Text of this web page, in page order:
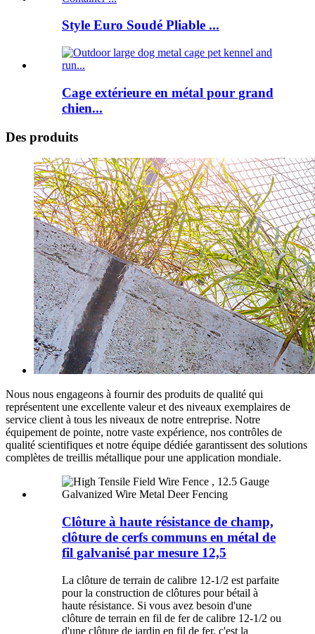
Style Euro Soudé Pliable ...
Cage extérieure en métal pour grand
chien...
Des produits
Nous nous engageons à fournir des produits de qualité qui
représentent une excellente valeur et des niveaux exemplaires de
service client à tous les niveaux de notre entreprise. Notre
équipement de pointe, notre vaste expérience, nos contrôles de
qualité scientifiques et notre équipe dédiée garantissent des solutions
complètes de treillis métallique pour une application mondiale.
Clôture à haute résistance de champ,
clôture de cerfs communs en métal de
fil galvanisé par mesure 12,5
La clôture de terrain de calibre 12-1/2 est parfaite
pour la construction de clôtures pour bétail à
haute résistance. Si vous avez besoin d'une
clôture de terrain en fil de fer de calibre 12-1/2 ou
d'une clôture de jardin en fil de fer, c'est la